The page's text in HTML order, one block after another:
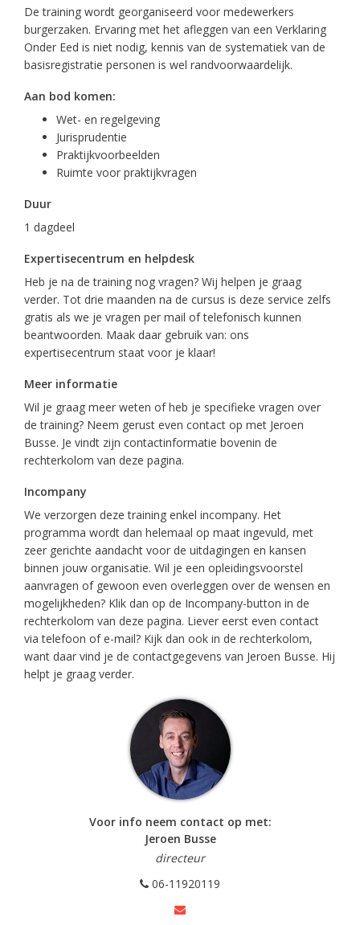
De training wordt georganiseerd voor medewerkers
burgerzaken. Ervaring met het afleggen van een Verklaring
Onder Eed is niet nodig, kennis van de systematiek van de
basisregistratie personen is wel randvoorwaardelijk.
Aan bod komen:
Wet- en regelgeving
Jurisprudentie
Praktijkvoorbeelden
Ruimte voor praktijkvragen
Duur
1 dagdeel
Expertisecentrum en helpdesk
Heb je na de training nog vragen? Wij helpen je graag
verder. Tot drie maanden na de cursus is deze service zelfs
gratis als we je vragen per mail of telefonisch kunnen
beantwoorden. Maak daar gebruik van: ons
expertisecentrum staat voor je klaar!
Meer informatie
Wil je graag meer weten of heb je specifieke vragen over
de training? Neem gerust even contact op met Jeroen
Busse. Je vindt zijn contactinformatie bovenin de
rechterkolom van deze pagina.
Incompany
We verzorgen deze training enkel incompany. Het
programma wordt dan helemaal op maat ingevuld, met
zeer gerichte aandacht voor de uitdagingen en kansen
binnen jouw organisatie. Wil je een opleidingsvoorstel
aanvragen of gewoon even overleggen over de wensen en
mogelijkheden? Klik dan op de Incompany-button in de
rechterkolom van deze pagina. Liever eerst even contact
via telefoon of e-mail? Kijk dan ook in de rechterkolom,
want daar vind je de contactgegevens van Jeroen Busse. Hij
helpt je graag verder.
Voor info neem contact op met:
Jeroen Busse
directeur
06-11920119